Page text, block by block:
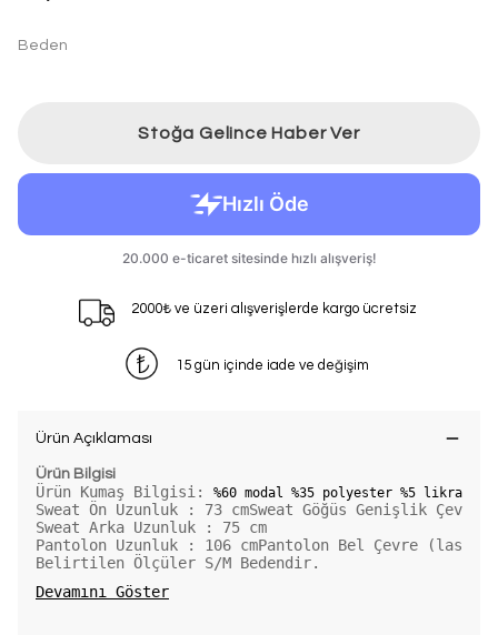
Beden
Stoğa Gelince Haber Ver
2000₺ ve üzeri alışverişlerde kargo ücretsiz
15 gün içinde iade ve değişim
Ürün Açıklaması
Ürün Bilgisi
Ürün Kumaş Bilgisi: %60 modal %35 polyester %5 likra
Sweat Ön Uzunluk : 73 cmSweat Göğüs Genişlik
Sweat Arka Uzunluk : 75 cm
Pantolon Uzunluk : 106 cmPantolon Bel Çevre (lastik
Belirtilen Ölçüler S/M Bedendir.
Devamını Göster